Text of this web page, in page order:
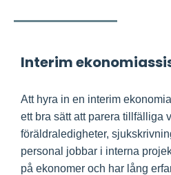
Interim
Att hyra in en interim
ett bra sätt att parera tillfälliga
föräldraledigheter,
personal jobbar i interna
på ekonomer och har lång